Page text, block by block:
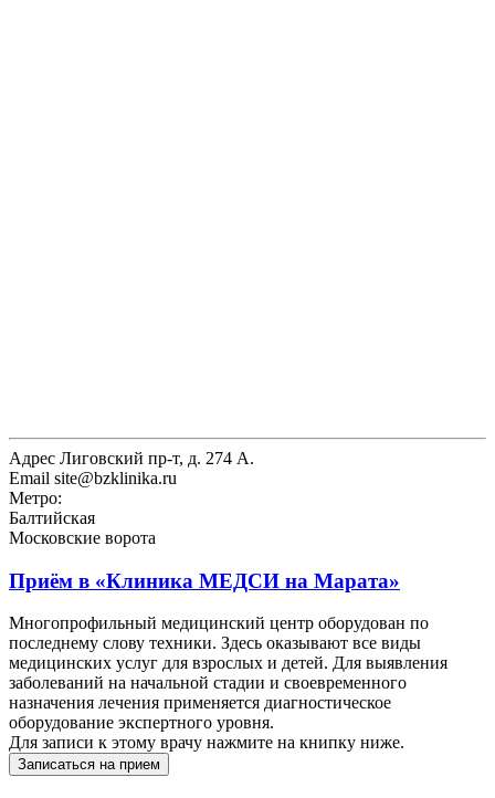
Адрес Лиговский пр-т, д. 274 А.
Email site@bzklinika.ru
Метро:
Балтийская
Московские ворота
Приём в «Клиника МЕДСИ на Марата»
Многопрофильный медицинский центр оборудован по
последнему слову техники. Здесь оказывают все виды
медицинских услуг для взрослых и детей. Для выявления
заболеваний на начальной стадии и своевременного
назначения лечения применяется диагностическое
оборудование экспертного уровня.
Для записи к этому врачу нажмите на книпку ниже.
Записаться на прием